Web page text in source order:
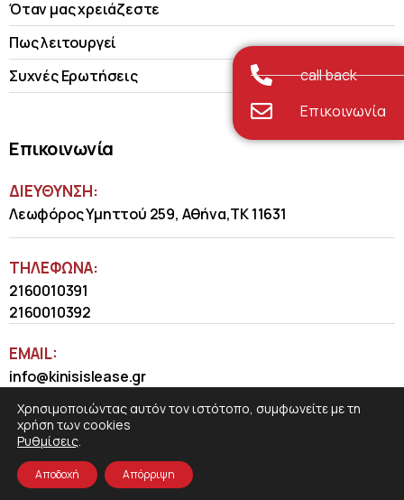
Όταν μας χρειάζεστε
Πως λειτουργεί
Συχνές Ερωτήσεις
Επικοινωνία
ΔΙΕΥΘΥΝΣΗ:
Λεωφόρος Υμηττού 259, Αθήνα,ΤΚ 11631
ΤΗΛΈΦΩΝΑ:
2160010391
2160010392
EMAIL:
info@kinisislease.gr
COSMOTE NewSite4U© 2026
call back
Επικοινωνία
Χρησιμοποιώντας αυτόν τον ιστότοπο, συμφωνείτε με τη
χρήση των cookies
Ρυθμίσεις.
Αποδοχή Απόρριψη